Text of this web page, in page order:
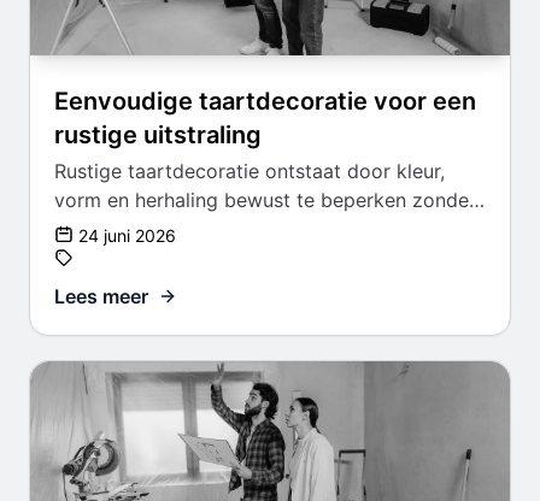
Eenvoudige taartdecoratie voor een
rustige uitstraling
Rustige taartdecoratie ontstaat door kleur,
vorm en herhaling bewust te beperken zonder
dat het saai wordt.
24 juni 2026
Lees meer